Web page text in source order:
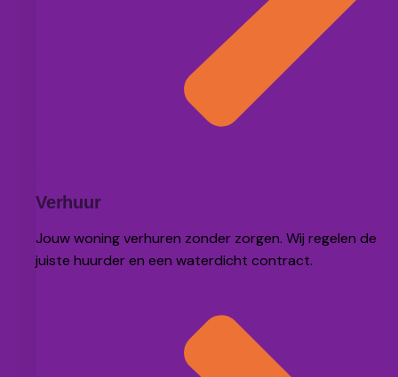
Verhuur
Jouw woning verhuren zonder zorgen. Wij regelen de
juiste huurder en een waterdicht contract.